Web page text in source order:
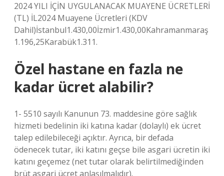
2024 YILI İÇİN UYGULANACAK MUAYENE ÜCRETLERİ
(TL) İL2024 Muayene Ücretleri (KDV
Dahil)İstanbul1.430,00İzmir1.430,00Kahramanmaraş
1.196,25Karabük1.311.
Özel hastane en fazla ne
kadar ücret alabilir?
1- 5510 sayılı Kanunun 73. maddesine göre sağlık
hizmeti bedelinin iki katına kadar (dolaylı) ek ücret
talep edilebileceği açıktır. Ayrıca, bir defada
ödenecek tutar, iki katını geçse bile asgari ücretin iki
katını geçemez (net tutar olarak belirtilmediğinden
brüt asgari ücret anlaşılmalıdır).